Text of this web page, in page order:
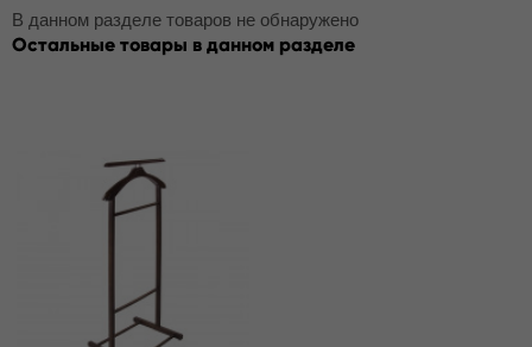
В данном разделе товаров не обнаружено
Остальные товары в данном разделе